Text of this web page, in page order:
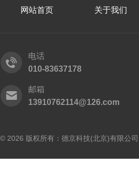
网站首页 关于我们
电话
010-83637178
邮箱
13910762114@126.com
© 2026 版权所有：德京科技(北京)有限公